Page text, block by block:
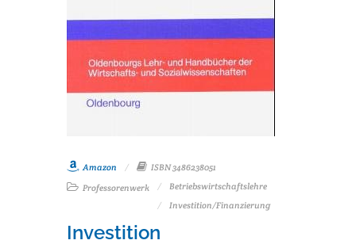
Amazon
ISBN 3486238051
Professorenwerk
Betriebswirtschaftslehre
Investition/Finanzierung
Investition